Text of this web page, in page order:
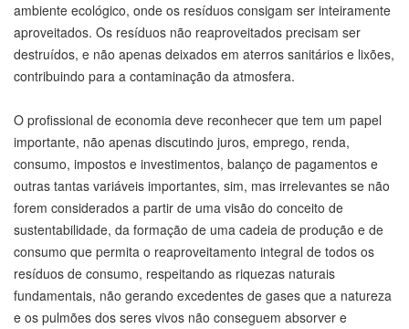
ambiente ecológico, onde os resíduos consigam ser inteiramente
aproveitados. Os resíduos não reaproveitados precisam ser
destruídos, e não apenas deixados em aterros sanitários e lixões,
contribuindo para a contaminação da atmosfera.
O profissional de economia deve reconhecer que tem um papel
importante, não apenas discutindo juros, emprego, renda,
consumo, impostos e investimentos, balanço de pagamentos e
outras tantas variáveis importantes, sim, mas irrelevantes se não
forem considerados a partir de uma visão do conceito de
sustentabilidade, da formação de uma cadeia de produção e de
consumo que permita o reaproveitamento integral de todos os
resíduos de consumo, respeitando as riquezas naturais
fundamentais, não gerando excedentes de gases que a natureza
e os pulmões dos seres vivos não conseguem absorver e